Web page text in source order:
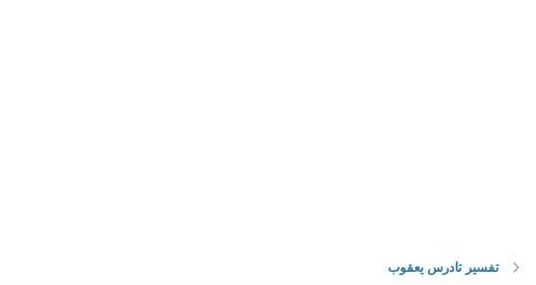
تفسير تادرس يعقوب